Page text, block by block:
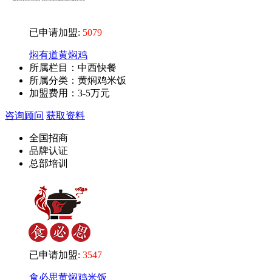
已申请加盟: 5079
焖有道黄焖鸡
所属栏目：中西快餐
所属分类：黄焖鸡米饭
加盟费用： 3-5万元
咨询顾问 获取资料
全国招商
品牌认证
总部培训
已申请加盟: 3547
食必思黄焖鸡米饭